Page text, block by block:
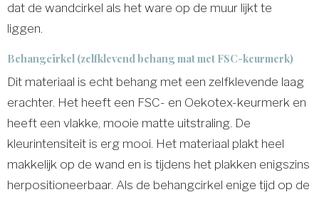
dat de wandcirkel als het ware op de muur lijkt te
liggen.
Behangcirkel (zelfklevend behang mat met FSC-keurmerk)
Dit materiaal is echt behang met een zelfklevende laag
erachter. Het heeft een FSC- en Oekotex-keurmerk en
heeft een vlakke, mooie matte uitstraling. De
kleurintensiteit is erg mooi. Het materiaal plakt heel
makkelijk op de wand en is tijdens het plakken enigszins
herpositioneerbaar. Als de behangcirkel enige tijd op de